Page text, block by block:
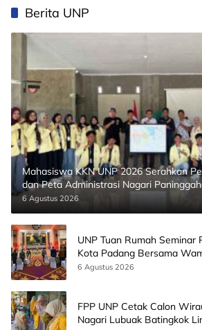
Berita UNP
Mahasiswa KKN UNP 2026 Serahkan
dan Peta Administrasi Nagari
6 Agustus 2026
UNP Tuan Rumah Seminar
Kota Padang Bersama
CEO EMGS Malaysia
6 Agustus 2026
FPP UNP Cetak Calon
Nagari Lubuak Batingkok